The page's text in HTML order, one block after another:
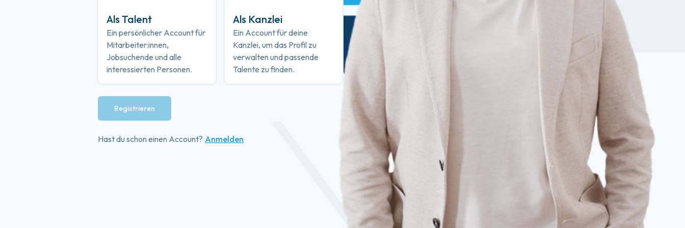
Als Talent
Ein persönlicher Account für
Mitarbeiter:innen,
Jobsuchende und alle
interessierten Personen.
Als Kanzlei
Ein Account für deine
Kanzlei, um das Profil zu
verwalten und passende
Talente zu finden.
Registrieren
Hast du schon einen Account? Anmelden